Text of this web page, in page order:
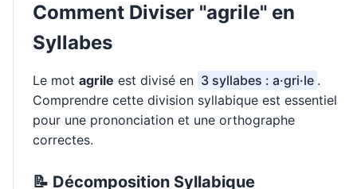
Comment Diviser "agrile" en
Syllabes
Le mot agrile est divisé en 3 syllabes : a·gri·le .
Comprendre cette division syllabique est essentiel
pour une prononciation et une orthographe
correctes.
📝 Décomposition Syllabique